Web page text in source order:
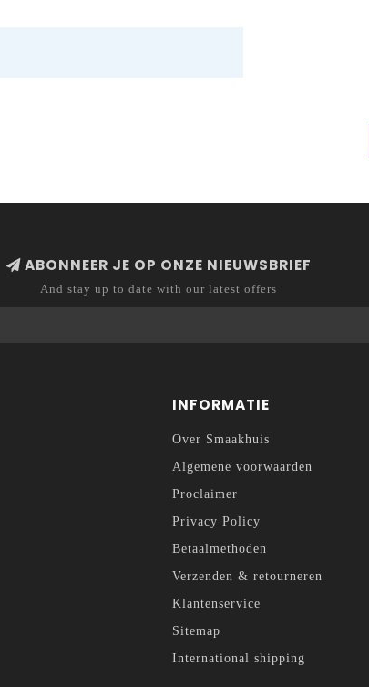
ABONNEER JE OP ONZE NIEUWSBRIEF
And stay up to date with our latest offers
INFORMATIE
Over Smaakhuis
Algemene voorwaarden
Proclaimer
Privacy Policy
Betaalmethoden
Verzenden & retourneren
Klantenservice
Sitemap
International shipping